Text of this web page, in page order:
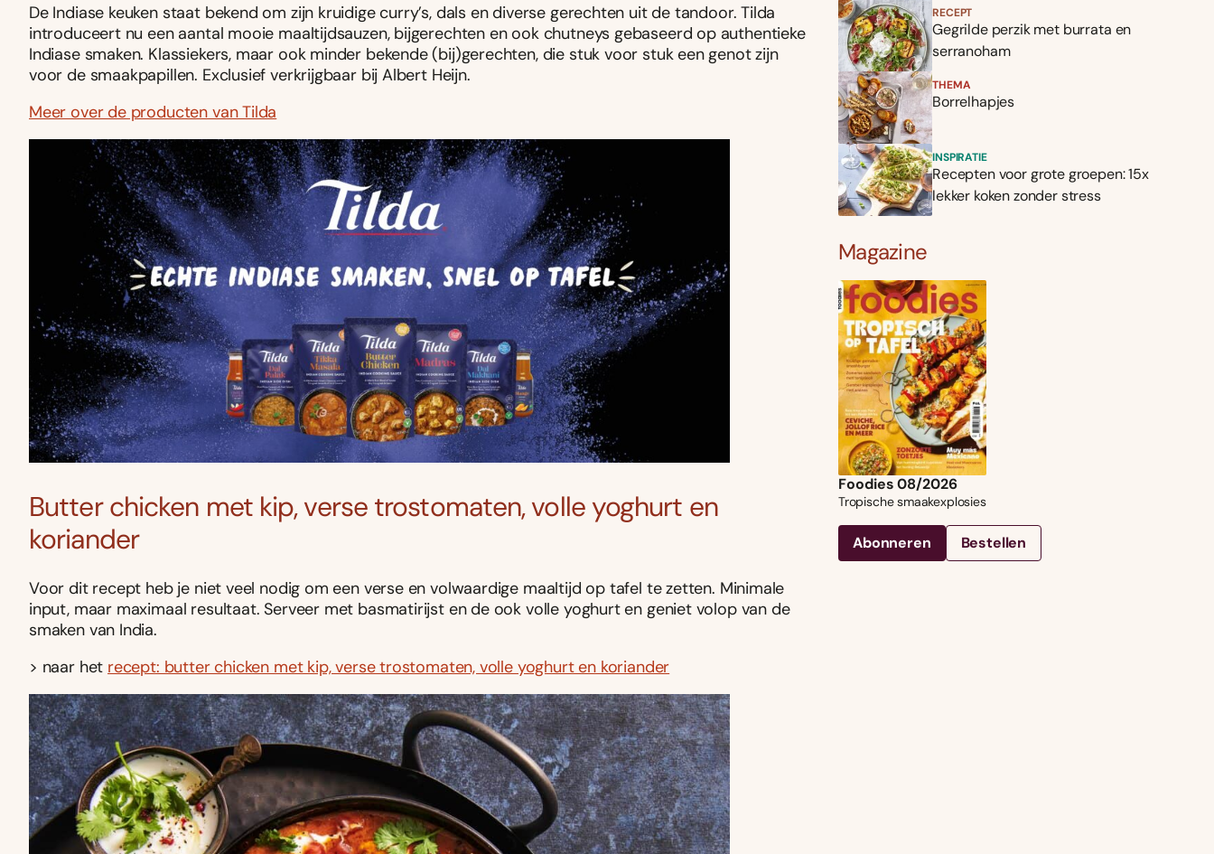
De Indiase keuken staat bekend om zijn kruidige curry’s, dals en diverse gerechten uit de tandoor. Tilda
introduceert nu een aantal mooie maaltijdsauzen, bijgerechten en ook chutneys gebaseerd op authentieke
Indiase smaken. Klassiekers, maar ook minder bekende (bij)gerechten, die stuk voor stuk een genot zijn
voor de smaakpapillen. Exclusief verkrijgbaar bij Albert Heijn.
Meer over de producten van Tilda
Butter chicken met kip, verse trostomaten, volle yoghurt en
koriander
Voor dit recept heb je niet veel nodig om een verse en volwaardige maaltijd op tafel te zetten. Minimale
input, maar maximaal resultaat. Serveer met basmatirijst en de ook volle yoghurt en geniet volop van de
smaken van India.
> naar het recept: butter chicken met kip, verse trostomaten, volle yoghurt en koriander
RECEPT
Gegrilde perzik met burrata en
serranoham
THEMA
Borrelhapjes
INSPIRATIE
Recepten voor grote groepen: 15x
lekker koken zonder stress
Magazine
Foodies 08/2026
Tropische smaakexplosies
Abonneren Bestellen